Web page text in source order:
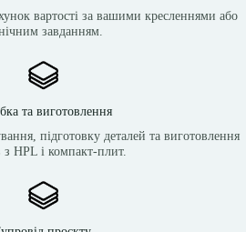
вартості за вашими кресленнями або
завданням.
та виготовлення
підготовку деталей та виготовлення
з HPL і компакт-плит.